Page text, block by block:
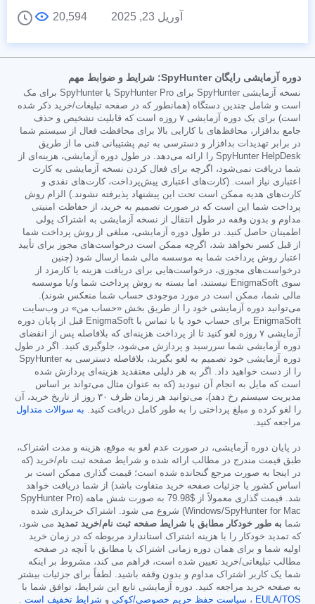
آوریل 23, 2025
20,594
دوره آزمایشی رایگان SpyHunter: شرایط و ضوابط مهم
نسخه آزمایشی SpyHunter برای SpyHunter Pro یا SpyHunter برای مک
است و شامل چندین دستگاه (همانطور که در صفحه تبلیغات/خرید ذکر شده
است) برای یک دوره آزمایشی ۷ روزه است که قابلیت تشخیص و حذف
جامع بدافزار، محافظ‌های با کارایی بالا برای محافظت فعال از سیستم شما
در برابر تهدیدات بدافزار و دسترسی به تیم پشتیبانی فنی ما از طریق
SpyHunter HelpDesk را ارائه می‌دهد. در طول دوره آزمایشی، هزینه‌ای از
شما دریافت نمی‌شود، اگرچه برای فعال کردن نسخه آزمایشی به کارت
اعتباری نیاز است. (کارت‌های اعتباری پیش‌پرداخت، کارت‌های نقدی و
کارت‌های هدیه ممکن است تحت این پیشنهاد پذیرفته نشوند.) الزام روش
پرداخت شما این است که در صورت تصمیم به خرید، از حفاظت امنیتی
مداوم و بدون وقفه در طول انتقال از نسخه آزمایشی به اشتراک پولی
اطمینان حاصل کنید. در طول دوره آزمایشی، مبلغی از روش پرداخت شما
از قبل کسر نخواهد شد، اگرچه ممکن است درخواست‌های مجوز برای تأیید
اعتبار روش پرداخت شما به موسسه مالی شما ارسال شود (چنین
درخواست‌های مجوزی، درخواست‌هایی برای دریافت هزینه یا کارمزد از
سوی EnigmaSoft نیستند، اما بسته به روش پرداخت شما و/یا موسسه
مالی شما، ممکن است در مورد موجودی حساب شما منعکس شوند).
می‌توانید دوره آزمایشی خود را از طریق بخش «حساب من» در وب‌سایت
EnigmaSoft برای حساب خود یا با تماس با EnigmaSoft قبل از پایان دوره
آزمایشی ۷ روزه لغو کنید تا از پرداخت هزینه‌ای که بلافاصله پس از انقضای
دوره آزمایشی شما سررسید و پردازش می‌شود، جلوگیری کنید. اگر در طول
دوره آزمایشی خود تصمیم به لغو بگیرید، بلافاصله دسترسی به SpyHunter
را از دست خواهید داد. اگر به هر دلیلی معتقدید هزینه‌ای پردازش شده
است که مایل به انجام آن نبودید (که به عنوان مثال می‌تواند بر اساس
مدیریت سیستم رخ دهد)، می‌توانید هر زمان ظرف ۳۰ روز از تاریخ خرید، آن
را لغو کرده و مبلغ پرداختی را به طور کامل دریافت کنید. به سوالات متداول
مراجعه کنید.
در پایان دوره آزمایشی، در صورت عدم لغو به موقع، هزینه و مدت اشتراک،
طبق قیمت مندرج در مطالب ارائه شده و شرایط صفحه ثبت نام/خرید (که
در اینجا به صورت مرجع گنجانده شده است؛ قیمت گذاری ممکن است بر
اساس کشور یا جزئیات صفحه خرید متفاوت باشد) از شما دریافت خواهد
شد. قیمت گذاری معمولاً از $79.98
به صورت شش ماهه (SpyHunter Pro
Windows/SpyHunter for Mac) شروع می شود. اشتراک خریداری شده
شما به طور خودکار مطابق با شرایط صفحه ثبت نام/خرید تمدید می شود،
که تمدید خودکار را با هزینه اشتراک استاندارد مربوطه که در زمان خرید
اولیه شما و برای همان دوره زمانی اشتراک یا مطابق با آنچه در صفحه
مطالب تبلیغاتی/خرید تعیین شده است، فراهم می کند، مشروط بر اینکه
شما یک کاربر اشتراک مداوم و بدون وقفه باشید. لطفاً برای جزئیات بیشتر
به صفحه خرید مراجعه کنید. دوره آزمایشی تابع این شرایط، توافق شما با
EULA/TOS ، سیاست حفظ حریم خصوصی/کوکی و شرایط تخفیف است .